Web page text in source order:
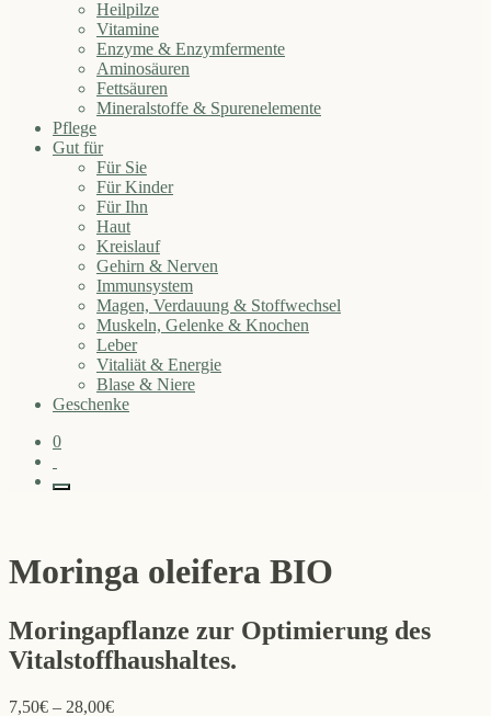
Heilpilze
Vitamine
Enzyme & Enzymfermente
Aminosäuren
Fettsäuren
Mineralstoffe & Spurenelemente
Pflege
Gut für
Für Sie
Für Kinder
Für Ihn
Haut
Kreislauf
Gehirn & Nerven
Immunsystem
Magen, Verdauung & Stoffwechsel
Muskeln, Gelenke & Knochen
Leber
Vitaliät & Energie
Blase & Niere
Geschenke
0
Moringa oleifera BIO
Moringapflanze zur Optimierung des
Vitalstoffhaushaltes.
7,50€ – 28,00€